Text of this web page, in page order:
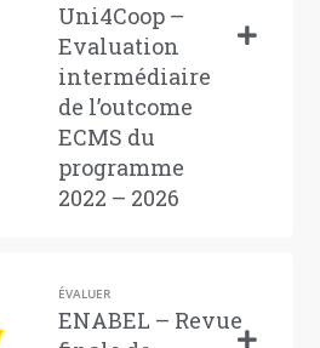
Uni4Coop –
Evaluation
intermédiaire
de l’outcome
ECMS du
programme
2022 – 2026
ÉVALUER
ENABEL – Revue